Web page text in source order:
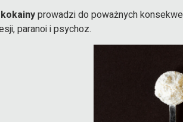
prowadzi do poważnych
paranoi i psychoz.